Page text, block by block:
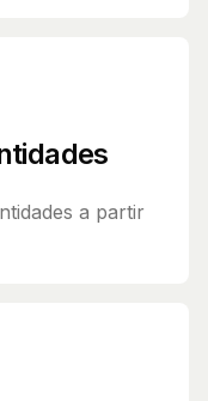
a partir